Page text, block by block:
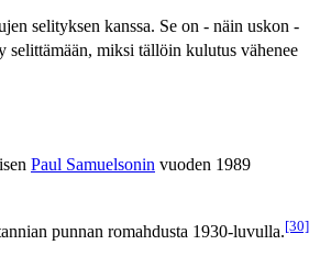
selityksen kanssa. Se on - näin uskon -
selittämään, miksi tällöin kulutus vähenee
Paul Samuelsonin vuoden 1989
punnan romahdusta 1930-luvulla.[30]